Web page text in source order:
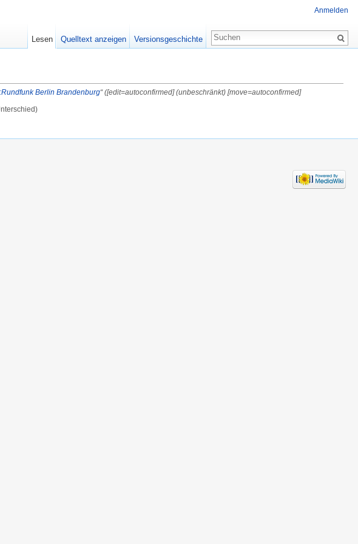
Berlin Brandenburg“ ([edit=autoconfirmed] (unbeschränkt) [move=autoconfirmed]
Anmelden
Lesen Quelltext anzeigen Versionsgeschichte